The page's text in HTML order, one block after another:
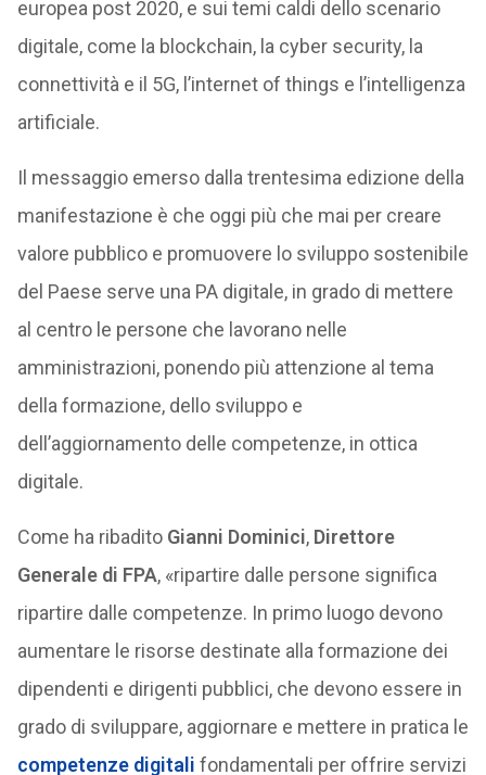
europea post 2020, e sui temi caldi dello scenario
digitale, come la blockchain, la cyber security, la
connettività e il 5G, l’internet of things e l’intelligenza
artificiale.
Il messaggio emerso dalla trentesima edizione della
manifestazione è che oggi più che mai per creare
valore pubblico e promuovere lo sviluppo sostenibile
del Paese serve una PA digitale, in grado di mettere
al centro le persone che lavorano nelle
amministrazioni, ponendo più attenzione al tema
della formazione, dello sviluppo e
dell’aggiornamento delle competenze, in ottica
digitale.
Come ha ribadito Gianni Dominici, Direttore
Generale di FPA, «ripartire dalle persone significa
ripartire dalle competenze. In primo luogo devono
aumentare le risorse destinate alla formazione dei
dipendenti e dirigenti pubblici, che devono essere in
grado di sviluppare, aggiornare e mettere in pratica le
competenze digitali fondamentali per offrire servizi